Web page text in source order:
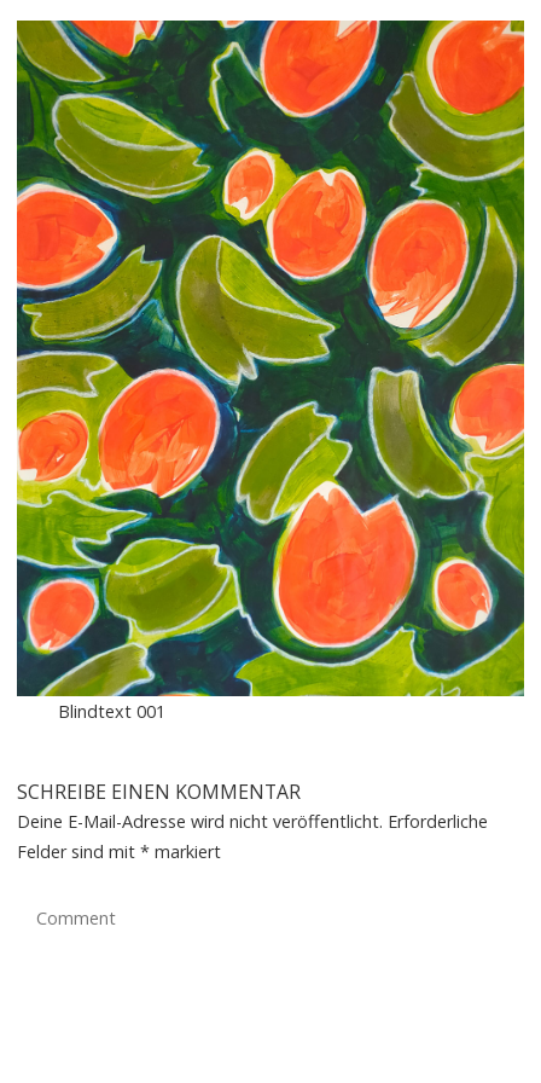
Blindtext 001
SCHREIBE EINEN KOMMENTAR
Deine E-Mail-Adresse wird nicht veröffentlicht. Erforderliche
Felder sind mit* markiert